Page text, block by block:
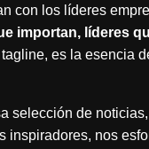
con los líderes
importan, líderes
es la esencia
selección de
inspiradores, nos